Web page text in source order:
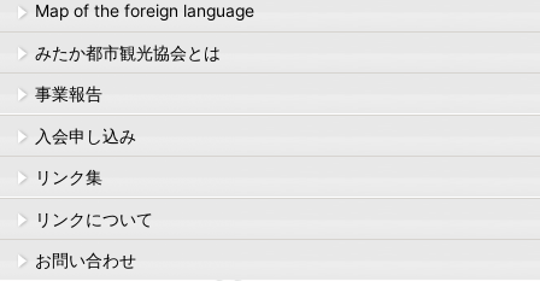
Map of the foreign language
みたか都市観光協会とは
事業報告
入会申し込み
リンク集
リンクについて
お問い合わせ